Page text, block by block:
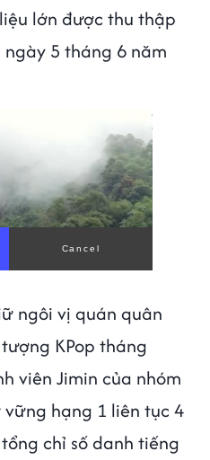
lớn được thu thập
5 tháng 6 năm
Cancel
ngôi vị quán quân
KPop tháng
viên Jimin của nhóm
vững hạng 1 liên tục 4
chỉ số danh tiếng